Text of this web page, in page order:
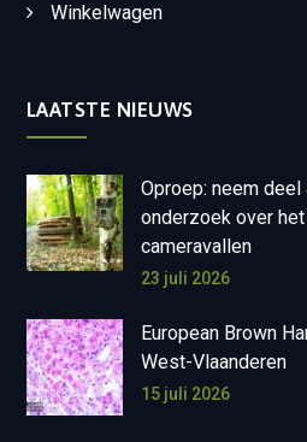
Winkelwagen
LAATSTE NIEUWS
Oproep: neem deel
onderzoek over
cameravallen
23 juli 2026
European Brown
West-Vlaanderen
15 juli 2026